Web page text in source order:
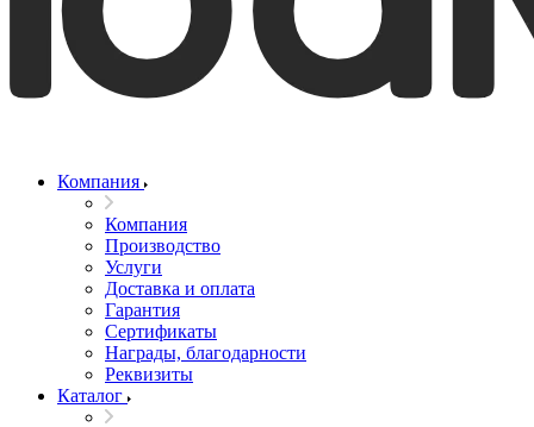
Компания
Компания
Производство
Услуги
Доставка и оплата
Гарантия
Сертификаты
Награды, благодарности
Реквизиты
Каталог